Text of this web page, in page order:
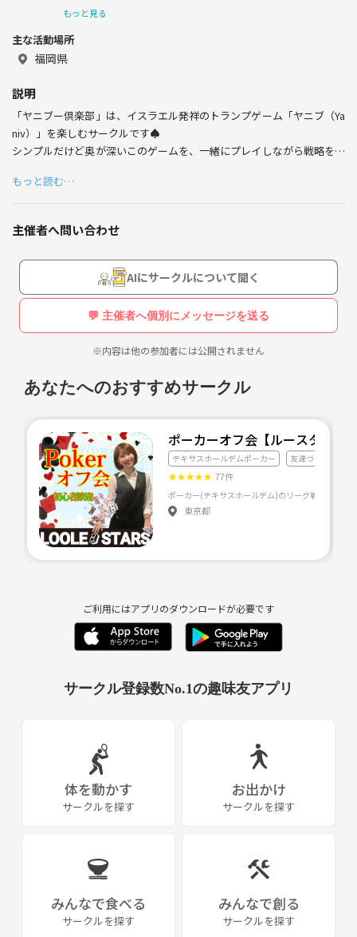
お喋りが大好きな24歳です✨️
お酒は強くはありませんが、居酒屋は大好きです！
笑
よろしくお願いいたします🙏
もっと見る
主な活動場所
福岡県
説明
「ヤニブー倶楽部」は、イスラエル発祥のトランプゲーム「ヤニブ（Ya
niv）」を楽しむサークルです♠️
シンプルだけど奥が深いこのゲームを、一緒にプレイしながら戦略を磨
他トランプゲームもします！！
**初心者大歓迎！**
ルールが簡単なので、初めての方でもすぐに楽しめます！
**戦略を極めたい方も！**
駆け引きや確率を考えながら、より強いプレイヤーを目指しましょう！
**ゆるく楽しむ派もOK！**
お菓子やドリンクを片手に、まったりゲームを楽しみましょう！
月に1〜2回のペースで集まり、トランプ片手に楽しくプレイ＆交流でき
る場を作っていきます。ときどき大会も開催予定！
女性も複数いるので1人で参加も安心です😊
気軽に参加できるカジュアルなサークルなので、ぜひ一度遊びに来てく
ださい😊😊
もっと読む…
主催者へ問い合わせ
AIにサークルについて聞く
💬 主催者へ個別にメッセージを送る
※内容は他の参加者には公開されません
あなたへのおすすめサークル
ポーカーオフ会【ルースタ
テキサスホールデムポーカー 友達づくり
★★★★★ 77件
ポーカー(テキサスホールデム)のリーグ戦や大会を
東京都
ご利用にはアプリのダウンロードが必要です
サークル登録数No.1の趣味友アプリ
体を動かす
サークルを探す
お出かけ
サークルを探す
みんなで食べる
サークルを探す
みんなで創る
サークルを探す